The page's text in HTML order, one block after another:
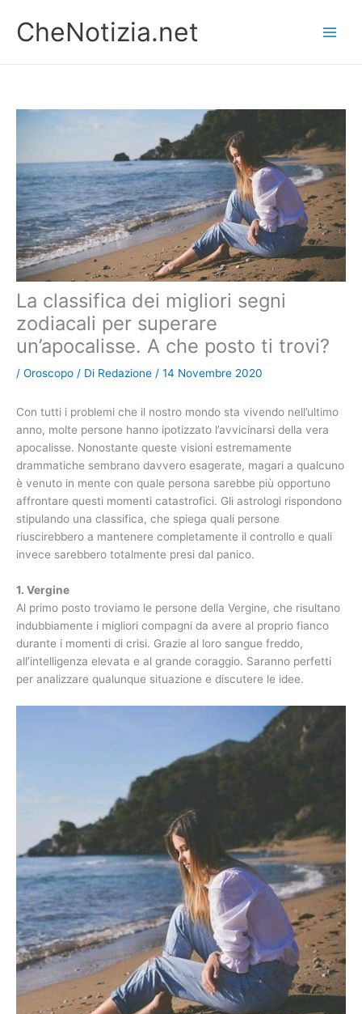
contenuto
CheNotizia.net
La classifica dei migliori segni
zodiacali per superare
un’apocalisse. A che posto ti trovi?
/ Oroscopo / Di Redazione / 14 Novembre 2020
Con tutti i problemi che il nostro mondo sta vivendo nell’ultimo
anno, molte persone hanno ipotizzato l’avvicinarsi della vera
apocalisse. Nonostante queste visioni estremamente
drammatiche sembrano davvero esagerate, magari a qualcuno
è venuto in mente con quale persona sarebbe più opportuno
affrontare questi momenti catastrofici. Gli astrologi rispondono
stipulando una classifica, che spiega quali persone
riuscirebbero a mantenere completamente il controllo e quali
invece sarebbero totalmente presi dal panico.
1. Vergine
Al primo posto troviamo le persone della Vergine, che risultano
indubbiamente i migliori compagni da avere al proprio fianco
durante i momenti di crisi. Grazie al loro sangue freddo,
all’intelligenza elevata e al grande coraggio. Saranno perfetti
per analizzare qualunque situazione e discutere le idee.